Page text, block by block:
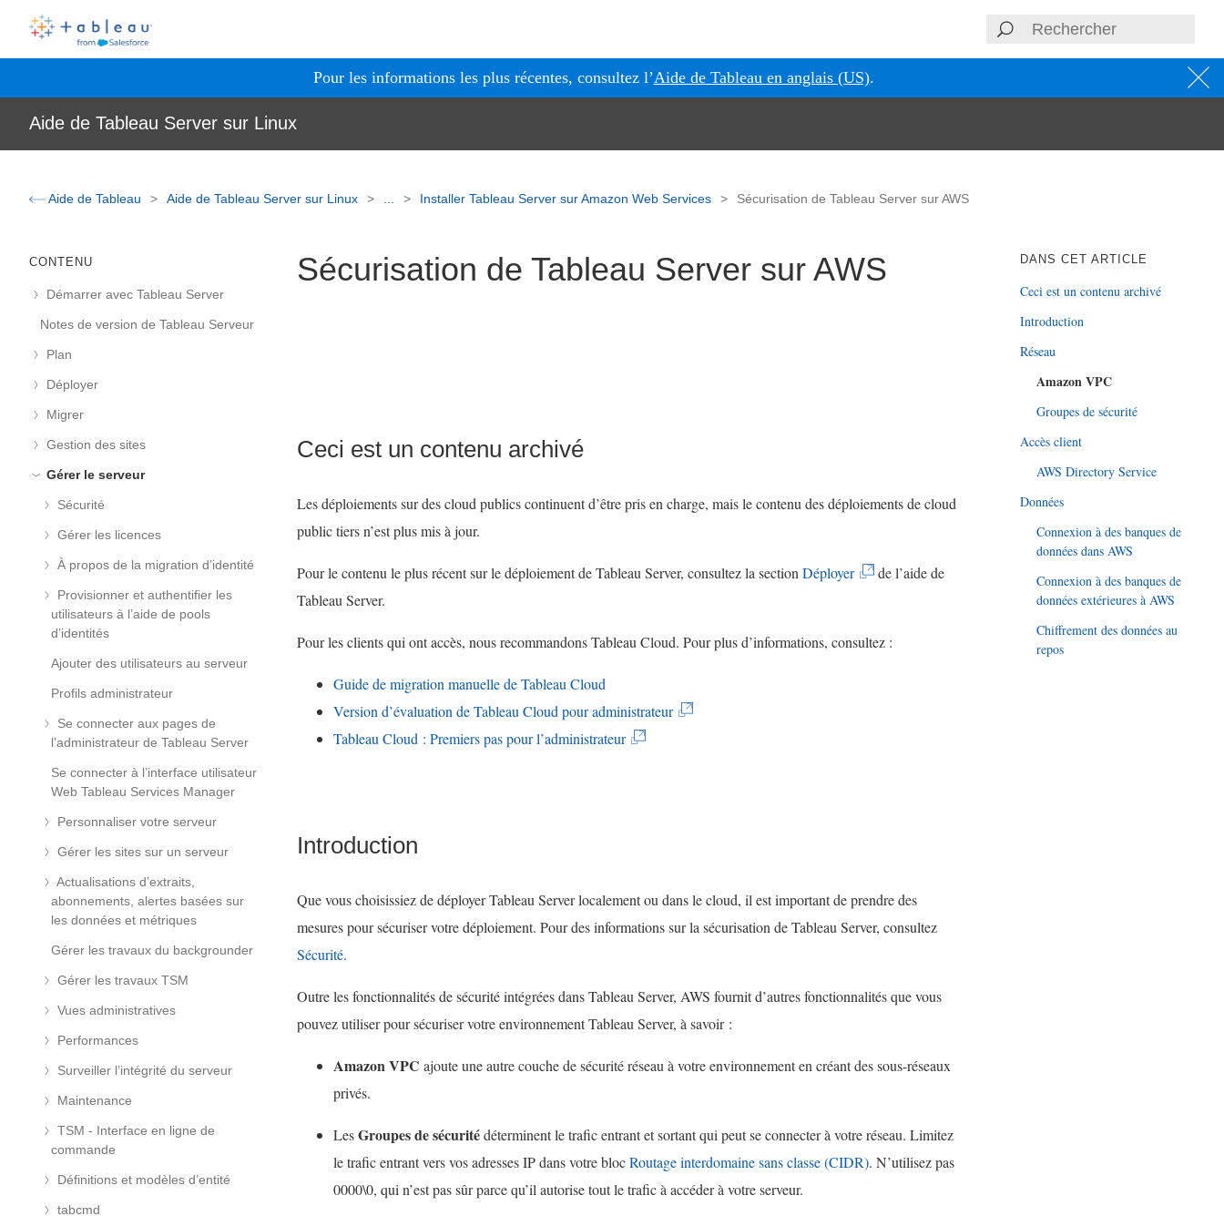
Pour les informations les plus récentes, consultez l’Aide de Tableau en anglais (US).
Aide de Tableau Server sur Linux
Aide de Tableau Aide de Tableau Server sur Linux Installer Tableau Server sur Amazon Web Services Sécurisation de Tableau Server sur AWS
CONTENU
Démarrer avec Tableau Server
Notes de version de Tableau Serveur
Plan
Déployer
Migrer
Gestion des sites
Gérer le serveur
Sécurité
Gérer les licences
À propos de la migration d’identité
Provisionner et authentifier les
utilisateurs à l’aide de pools
d’identités
Ajouter des utilisateurs au serveur
Profils administrateur
Se connecter aux pages de
l’administrateur de Tableau Server
Se connecter à l’interface utilisateur
Web Tableau Services Manager
Personnaliser votre serveur
Gérer les sites sur un serveur
Actualisations d’extraits,
abonnements, alertes basées sur
les données et métriques
Gérer les travaux du backgrounder
Gérer les travaux TSM
Vues administratives
Performances
Surveiller l’intégrité du serveur
Maintenance
TSM - Interface en ligne de
commande
Définitions et modèles d’entité
tabcmd
Sécurisation de Tableau Server sur AWS
Ceci est un contenu archivé
Les déploiements sur des cloud publics continuent d’être pris en charge, mais le contenu des déploiements de cloud
public tiers n’est plus mis à jour.
Pour le contenu le plus récent sur le déploiement de Tableau Server, consultez la sectionDéployer(
l
r
e
u
n
o
de l’aide de
Tableau Server.
Pour les clients qui ont accès, nous recommandonsTableau Cloud. Pour plus d’informations, consultez :
Guide de migration manuelle de Tableau Cloud
Version d’évaluation de Tableau Cloud pour administrateur(
s
’
e
Tableau Cloud : Premiers pas pour l’administrateur(
n
s
r
Introduction
Que vous choisissiez de déployer Tableau Server localement ou dans le cloud, il est important de prendre des
mesures pour sécuriser votre déploiement. Pour des informations sur la sécurisation de Tableau Server, consultez
Sécurité.
Outre les fonctionnalités de sécurité intégrées dans Tableau Server, AWS fournit d’autres fonctionnalités que vous
pouvez utiliser pour sécuriser votre environnement Tableau Server, à savoir :
Amazon VPC ajoute une autre couche de sécurité réseau à votre environnement en créant des sous-réseaux
privés.
LesGroupes de sécuritédéterminent le trafic entrant et sortant qui peut se connecter à votre réseau. Limitez
le trafic entrant vers vos adresses IP dans votre blocRoutage interdomaine sans classe (CIDR). N’utilisez pas
0000\0, qui n’est pas sûr parce qu’il autorise tout le trafic à accéder à votre serveur.
DANS CET ARTICLE
Ceci est un contenu archivé
Introduction
Réseau
Amazon VPC
Groupes de sécurité
Accès client
AWS Directory Service
Données
Connexion à des banques de
données dans AWS
Connexion à des banques de
données extérieures à AWS
Chiffrement des données au
repos